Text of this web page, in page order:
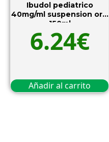
Ibudol pediatrico
40mg/ml suspension oral
150ml
6.24€
Añadir al carrito